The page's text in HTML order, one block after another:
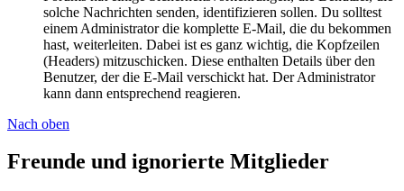
solche Nachrichten senden, identifizieren sollen. Du solltest
einem Administrator die komplette E-Mail, die du bekommen
hast, weiterleiten. Dabei ist es ganz wichtig, die Kopfzeilen
(Headers) mitzuschicken. Diese enthalten Details über den
Benutzer, der die E-Mail verschickt hat. Der Administrator
kann dann entsprechend reagieren.
Nach oben
Freunde und ignorierte Mitglieder